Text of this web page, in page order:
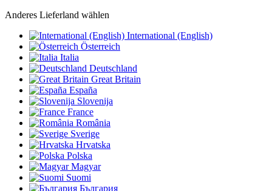
Anderes Lieferland wählen
International (English)
Österreich
Italia
Deutschland
Great Britain
España
Slovenija
France
România
Sverige
Hrvatska
Polska
Magyar
Suomi
България